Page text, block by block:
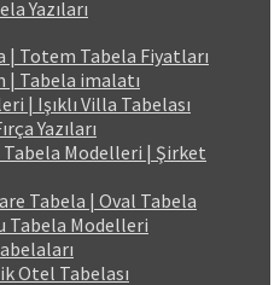
Yazıları
| Totem Tabela Fiyatları
| Tabela imalatı
| Işıklı Villa Tabelası
Yazıları
Tabela Modelleri | Şirket
Tabela | Oval Tabela
Tabela Modelleri
Otel Tabelası